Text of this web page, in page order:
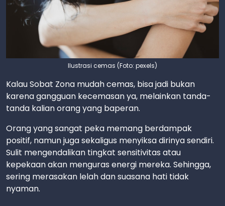
Ilustrasi cemas (Foto: pexels)
Kalau Sobat Zona mudah cemas, bisa jadi bukan
karena gangguan kecemasan ya, melainkan tanda-
tanda kalian orang yang baperan.
Orang yang sangat peka memang berdampak
positif, namun juga sekaligus menyiksa dirinya sendiri.
Sulit mengendalikan tingkat sensitivitas atau
kepekaan akan menguras energi mereka. Sehingga,
sering merasakan lelah dan suasana hati tidak
nyaman.